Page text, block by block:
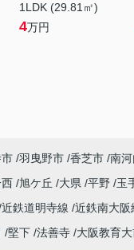
1LDK (29.81㎡)
4万円
羽曳野市 香芝市 南
西 旭ケ丘 大県 平野 玉
近鉄道明寺線 近鉄南大阪
堅下 法善寺 大阪教育